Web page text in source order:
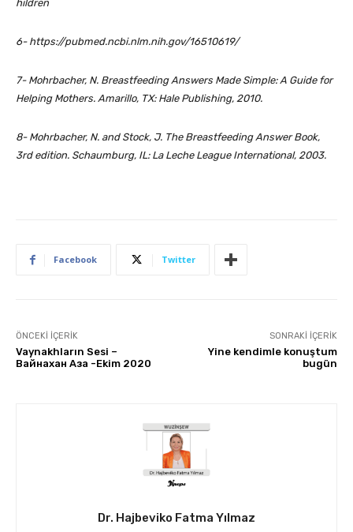
hildren
6- https://pubmed.ncbi.nlm.nih.gov/16510619/
7- Mohrbacher, N. Breastfeeding Answers Made Simple: A Guide for
Helping Mothers. Amarillo, TX: Hale Publishing, 2010.
8- Mohrbacher, N. and Stock, J. The Breastfeeding Answer Book,
3rd edition. Schaumburg, IL: La Leche League International, 2003.
Facebook Twitter
ÖNCEKI İÇERIK
Vaynakhların Sesi –
Вайнахан Аза -Ekim 2020
SONRAKI İÇERIK
Yine kendimle konuştum
bugün
Dr. Hajbeviko Fatma Yılmaz